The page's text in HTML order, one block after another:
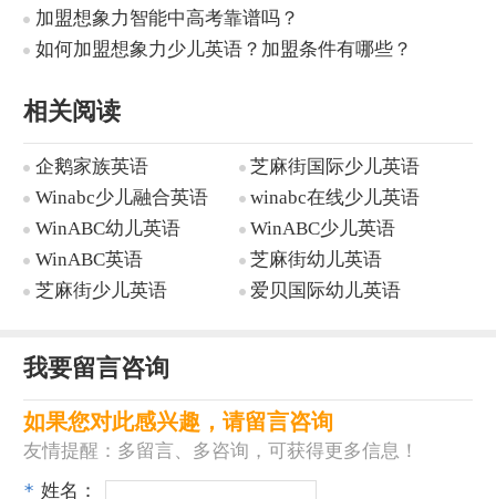
加盟想象力智能中高考靠谱吗？
如何加盟想象力少儿英语？加盟条件有哪些？
相关阅读
企鹅家族英语
芝麻街国际少儿英语
Winabc少儿融合英语
winabc在线少儿英语
WinABC幼儿英语
WinABC少儿英语
WinABC英语
芝麻街幼儿英语
芝麻街少儿英语
爱贝国际幼儿英语
我要留言咨询
如果您对此感兴趣，请留言咨询
友情提醒：多留言、多咨询，可获得更多信息！
* 姓名：